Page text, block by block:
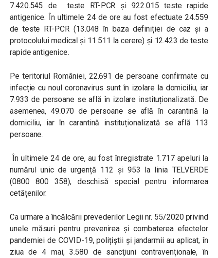
7.420.545 de teste RT-PCR și 922.015 teste rapide
antigenice. În ultimele 24 de ore au fost efectuate 24.559
de teste RT-PCR (13.048 în baza definiției de caz și a
protocolului medical și 11.511 la cerere) și 12.423 de teste
rapide antigenice.
Pe teritoriul României, 22.691 de persoane confirmate cu
infecție cu noul coronavirus sunt în izolare la domiciliu, iar
7.933 de persoane se află în izolare instituționalizată. De
asemenea, 49.070 de persoane se află în carantină la
domiciliu, iar în carantină instituționalizată se află 113
persoane.
În ultimele 24 de ore, au fost înregistrate 1.717 apeluri la
numărul unic de urgență 112 și 953 la linia TELVERDE
(0800 800 358), deschisă special pentru informarea
cetățenilor.
Ca urmare a încălcării prevederilor Legii nr. 55/2020 privind
unele măsuri pentru prevenirea și combaterea efectelor
pandemiei de COVID-19, polițiștii și jandarmii au aplicat, în
ziua de 4 mai, 3.580 de sancţiuni contravenţionale, în